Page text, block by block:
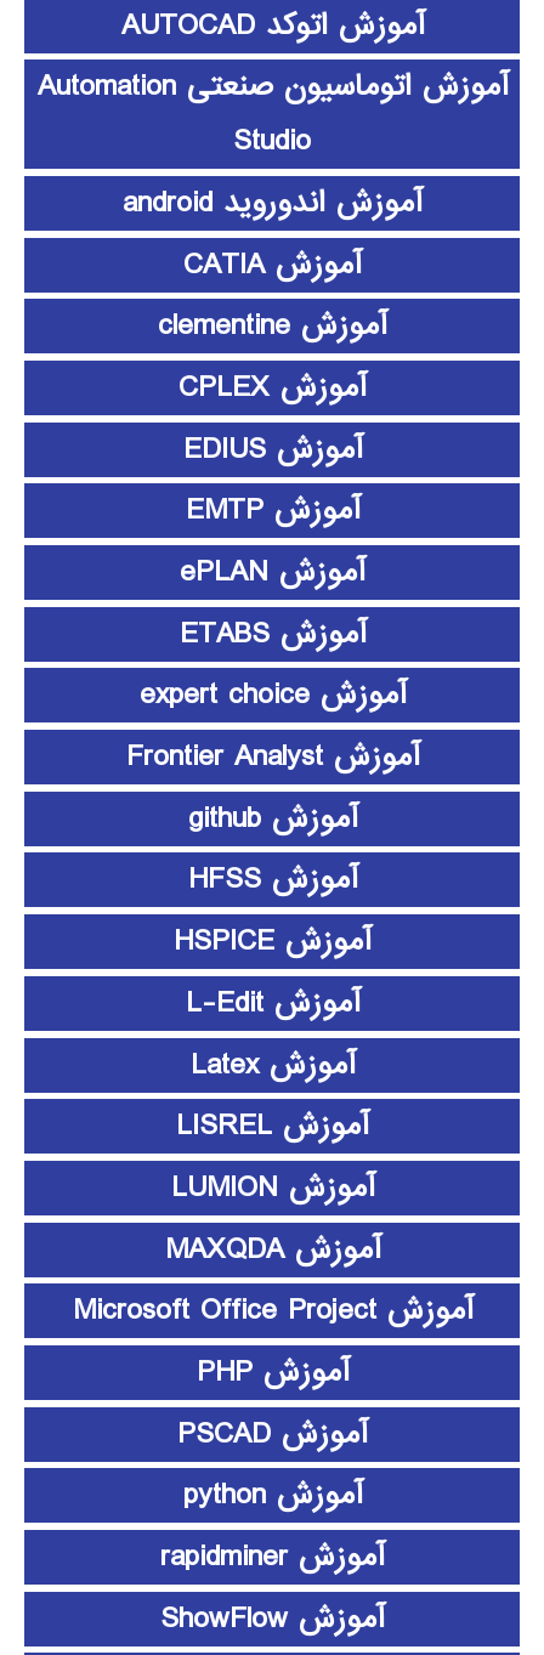
آموزش اتوکد AUTOCAD
آموزش اتوماسیون صنعتی Automation
Studio
آموزش اندوروید android
آموزش CATIA
آموزش clementine
آموزش CPLEX
آموزش EDIUS
آموزش EMTP
آموزش ePLAN
آموزش ETABS
آموزش expert choice
آموزش Frontier Analyst
آموزش github
آموزش HFSS
آموزش HSPICE
آموزش L-Edit
آموزش Latex
آموزش LISREL
آموزش LUMION
آموزش MAXQDA
آموزش Microsoft Office Project
آموزش PHP
آموزش PSCAD
آموزش python
آموزش rapidminer
آموزش ShowFlow